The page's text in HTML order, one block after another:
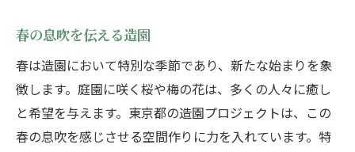
春の息吹を伝える造園
春は造園において特別な季節であり、新たな始まりを象
徴します。庭園に咲く桜や梅の花は、多くの人々に癒し
と希望を与えます。東京都の造園プロジェクトは、この
春の息吹を感じさせる空間作りに力を入れています。特